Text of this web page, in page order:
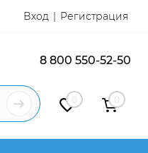
Вход Регистрация
8 800 550-52-50
0 0